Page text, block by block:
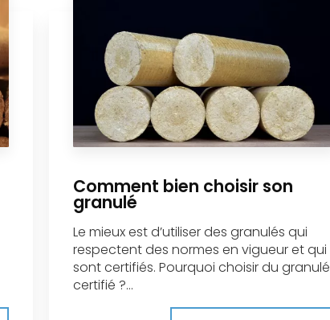
Comment bien choisir son
granulé
Le mieux est d’utiliser des granulés qui
respectent des normes en vigueur et qui
sont certifiés. Pourquoi choisir du granulé
certifié ?...